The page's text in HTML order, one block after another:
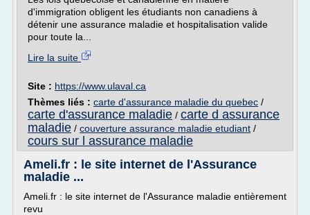
d'immigration obligent les étudiants non canadiens à
détenir une assurance maladie et hospitalisation valide
pour toute la...
Lire la suite
Site : https://www.ulaval.ca
Thèmes liés : carte d'assurance maladie du quebec /
carte d'assurance maladie / carte d assurance
maladie / couverture assurance maladie etudiant /
cours sur l assurance maladie
Ameli.fr : le site internet de l'Assurance
maladie ...
Ameli.fr : le site internet de l'Assurance maladie entièrement
revu